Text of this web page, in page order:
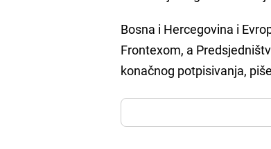
Bosna i Hercegovina i
Frontexom, a
konačnog potpisivanja, piše